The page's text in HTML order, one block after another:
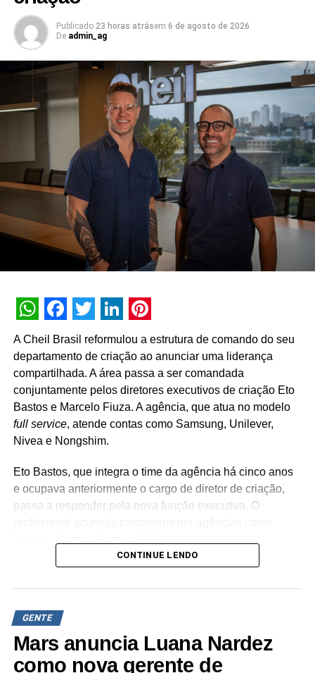
Publicado 23 horas atrásem 6 de agosto de 2026
De admin_ag
WhatsApp
Facebook
Twitter
LinkedIn
Pinterest
A Cheil Brasil reformulou a estrutura de comando do seu
departamento de criação ao anunciar uma liderança
compartilhada. A área passa a ser comandada
conjuntamente pelos diretores executivos de criação Eto
Bastos e Marcelo Fiuza. A agência, que atua no modelo
full service, atende contas como Samsung, Unilever,
Nivea e Nongshim.
Eto Bastos, que integra o time da agência há cinco anos
e ocupava anteriormente o cargo de diretor de criação,
passa a responder pela nova função executiva. O
Já Marcelo Fiuza retorna à Cheil Brasil para assumir o
posto de co-líder criativo, após ter integrado a equipe da
Fiuza reúne experiência em operações publicitárias como
Mutato, Publicis Brasil, DPZ e Neogama/BBH.
“Eto e Marcelo têm expertises distintas e
CONTINUE LENDO
GENTE
Mars anuncia Luana Nardez
como nova gerente de